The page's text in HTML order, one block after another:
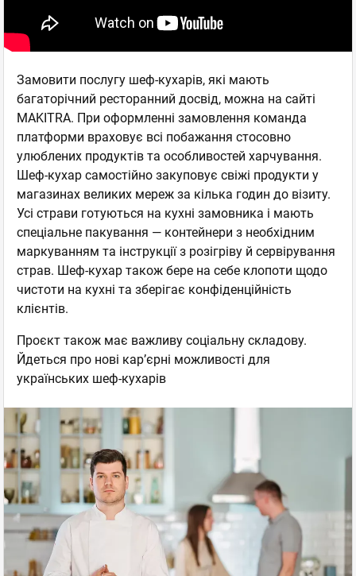
Замовити послугу шеф-кухарів, які мають
багаторічний ресторанний досвід, можна на сайті
MAKITRA. При оформленні замовлення команда
платформи враховує всі побажання стосовно
улюблених продуктів та особливостей харчування.
Шеф-кухар самостійно закуповує свіжі продукти у
магазинах великих мереж за кілька годин до візиту.
Усі страви готуються на кухні замовника і мають
спеціальне пакування — контейнери з необхідним
маркуванням та інструкції з розігріву й сервірування
страв. Шеф-кухар також бере на себе клопоти щодо
чистоти на кухні та зберігає конфіденційність
клієнтів.
Проєкт також має важливу соціальну складову.
Йдеться про нові кар’єрні можливості для
українських шеф-кухарів